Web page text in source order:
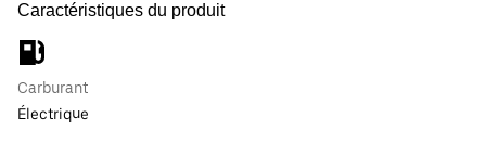
Caractéristiques du produit
Carburant
Électrique